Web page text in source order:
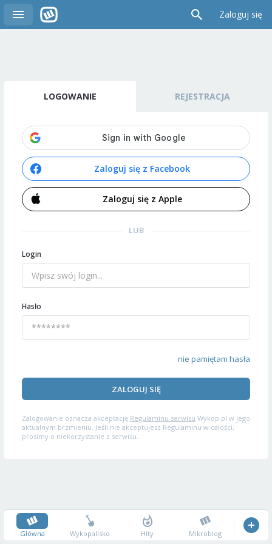
Zaloguj się
LOGOWANIE REJESTRACJA
Zaloguj się z Facebook
Zaloguj się z Apple
LUB
Login
Hasło
nie pamiętam hasła
ZALOGUJ SIĘ
Zalogowanie oznacza akceptację Regulaminu serwisu Wykop.pl w jego
aktualnym brzmieniu. Jeśli nie akceptujesz Regulaminu w całości,
prosimy o niekorzystanie z serwisu.
Główna Wykopalisko Hity Mikroblog